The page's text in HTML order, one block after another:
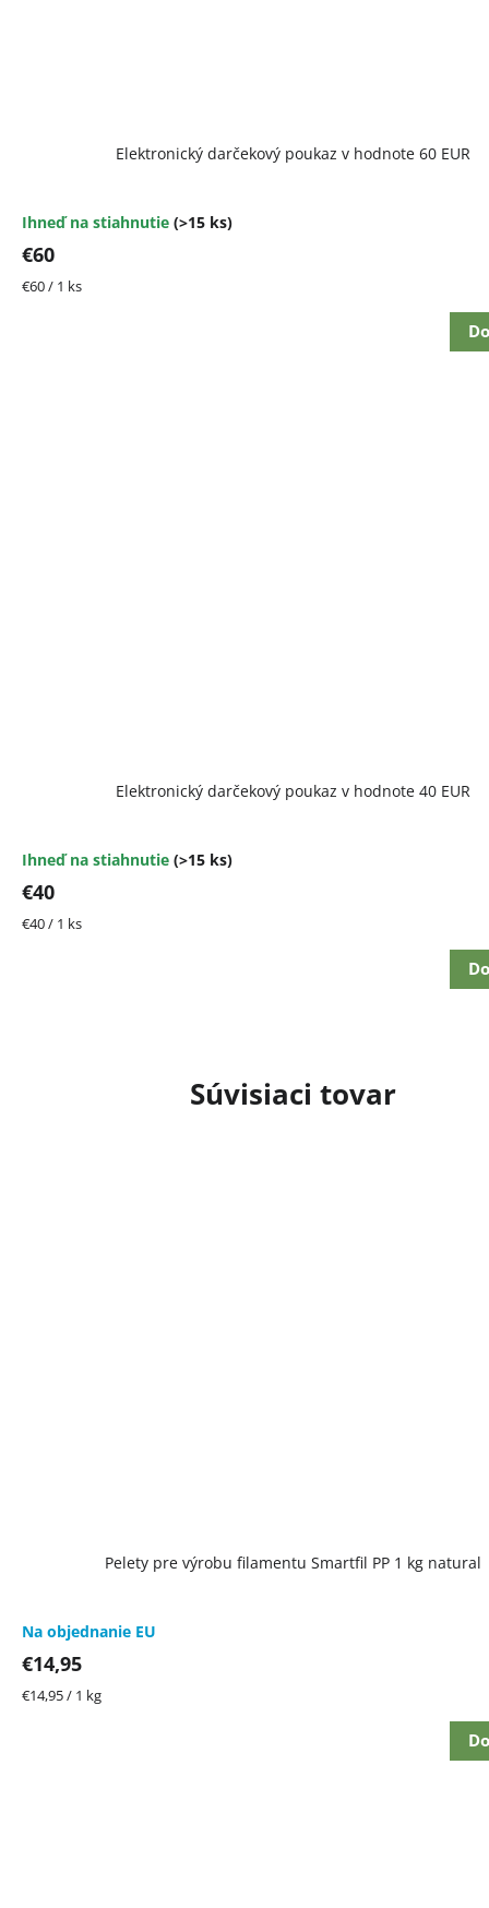
Súvisiaci tovar
Pelety pre výrobu filamentu Smartfil PP 1 kg natural
Na objednanie EU
€14,95
Jednotková
€14,95 / 1 kg
Elektronický darčekový poukaz v hodnote 60 EUR
Ihneď na stiahnutie (>15 ks)
€60
Jednotková
€60 / 1 ks
Elektronický darčekový poukaz v hodnote 40 EUR
Ihneď na stiahnutie (>15 ks)
€40
Jednotková
€40 / 1 ks